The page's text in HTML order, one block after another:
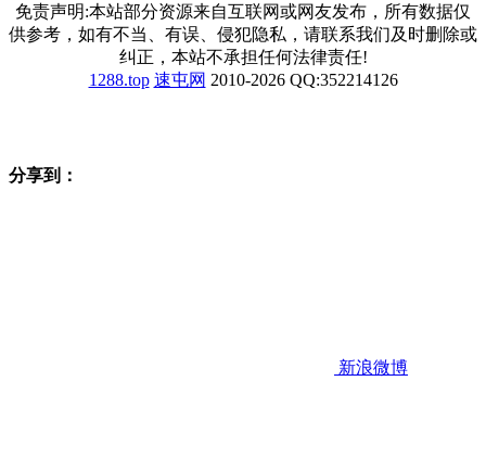
免责声明:本站部分资源来自互联网或网友发布，所有数据仅
供参考，如有不当、有误、侵犯隐私，请联系我们及时删除或
纠正，本站不承担任何法律责任!
1288.top 速屯网 2010-2026 QQ:352214126
分享到：
新浪微博